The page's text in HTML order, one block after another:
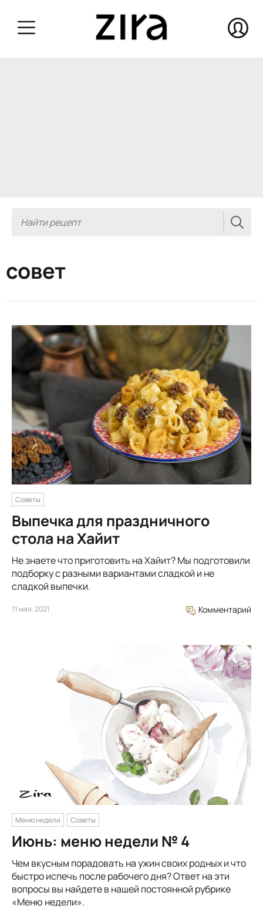
совет
Советы
Выпечка для праздничного
стола на Хайит
Не знаете что приготовить на Хайит? Мы подготовили
подборку с разными вариантами сладкой и не
сладкой выпечки.
11 мая, 2021 Комментарий
Меню недели Советы
Июнь: меню недели № 4
Чем вкусным порадовать на ужин своих родных и что
быстро испечь после рабочего дня? Ответ на эти
вопросы вы найдете в нашей постоянной рубрике
«Меню недели».